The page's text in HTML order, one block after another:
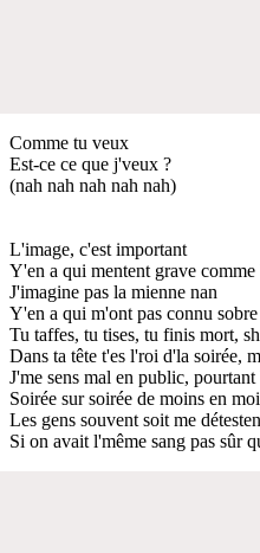
Comme tu veux
Est-ce ce que j'veux ?
(nah nah nah nah nah)
L'image, c'est important
Y'en a qui mentent grave comme
J'imagine pas la mienne nan
Y'en a qui m'ont pas connu sobre
Tu taffes, tu tises, tu finis mort,
Dans ta tête t'es l'roi d'la soirée,
J'me sens mal en public, pourtant
Soirée sur soirée de moins en
Les gens souvent soit me
Si on avait l'même sang pas sûr